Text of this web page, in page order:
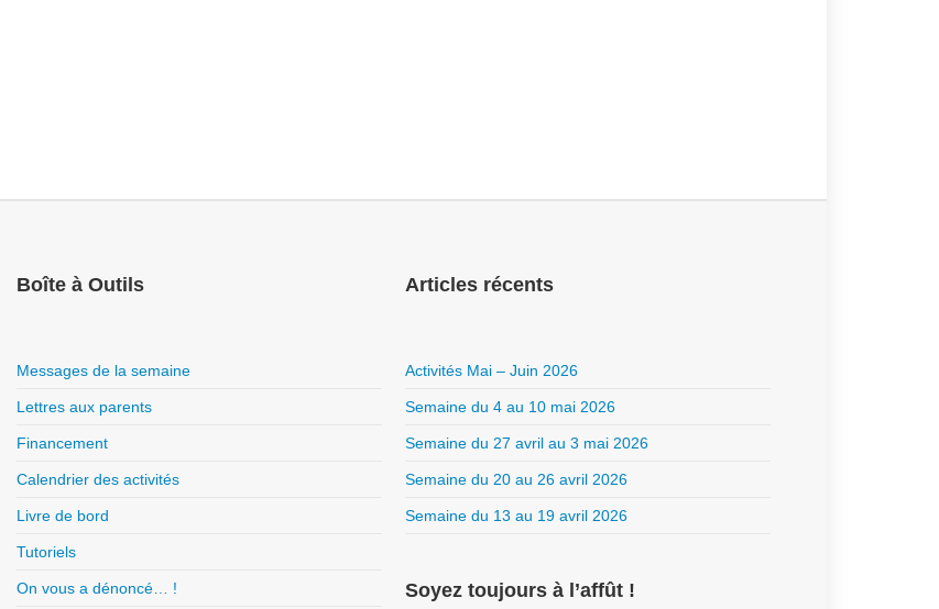
Boîte à Outils
Messages de la semaine
Lettres aux parents
Financement
Calendrier des activités
Livre de bord
Tutoriels
On vous a dénoncé… !
Articles récents
Activités Mai – Juin 2026
Semaine du 4 au 10 mai 2026
Semaine du 27 avril au 3 mai 2026
Semaine du 20 au 26 avril 2026
Semaine du 13 au 19 avril 2026
Soyez toujours à l’affût !